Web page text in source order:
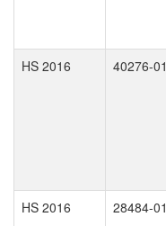
HS 2016 40276-01
HS 2016 28484-01